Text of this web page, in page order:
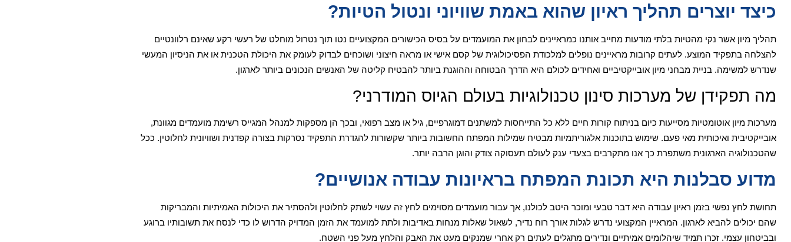
כיצד יוצרים תהליך ראיון שהוא באמת שוויוני ונטול הטיות?
תהליך מיון אשר נקי מהטיות בלתי מודעות מחייב אותנו כמראיינים לבחון את המועמדים על בסיס הכישורים המקצועיים נטו תוך נטרול מוחלט של רעשי רקע שאינם רלוונטיים
להצלחה בתפקיד המוצע. לעתים קרובות מראיינים נופלים למלכודת הפסיכולוגית של קסם אישי או מראה חיצוני ושוכחים לבדוק לעומק את היכולת הטכנית או את הניסיון המעשי
שנדרש למשימה. בניית מבחני מיון אובייקטיביים ואחידים לכולם היא הדרך הבטוחה וההוגנת ביותר להבטיח קליטה של האנשים הנכונים ביותר לארגון.
מה תפקידן של מערכות סינון טכנולוגיות בעולם הגיוס המודרני?
מערכות מיון אוטומטיות מסייעות כיום בניתוח קורות חיים ללא כל התייחסות למשתנים דמוגרפיים, גיל או מצב רפואי, ובכך הן מספקות למנהל המגייס רשימת מועמדים מגוונת,
אובייקטיבית ואיכותית מאי פעם. שימוש בתוכנות אלגוריתמיות מבטיח שמילות המפתח החשובות ביותר שקשורות להגדרת התפקיד נסרקות בצורה קפדנית ושוויונית לחלוטין. ככל
שהטכנולוגיה הארגונית משתפרת כך אנו מתקרבים בצעדי ענק לעולם תעסוקה צודק והוגן הרבה יותר.
מדוע סבלנות היא תכונת המפתח בראיונות עבודה אנושיים?
תחושת לחץ נפשי בזמן ראיון עבודה היא דבר טבעי ומוכר היטב לכולנו, אך עבור מועמדים מסוימים לחץ זה עשוי לשתק לחלוטין ולהסתיר את היכולות האמיתיות והמבריקות
שהם יכולים להביא לארגון. המראיין המקצועי נדרש לגלות אורך רוח נדיר, לשאול שאלות מנחות באדיבות ולתת למועמד את הזמן המדויק הדרוש לו כדי לנסח את תשובותיו ברוגע
ובביטחון עצמי. זכרו תמיד שיהלומים אמיתיים ונדירים מתגלים לעתים רק אחרי שמנקים מעט את האבק והלחץ מעל פני השטח.